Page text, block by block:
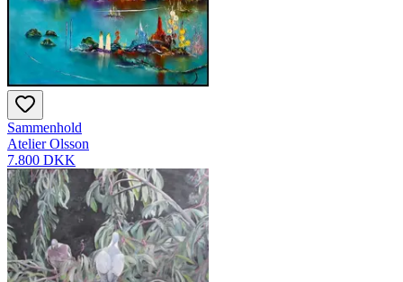
Sammenhold
Atelier Olsson
7.800 DKK